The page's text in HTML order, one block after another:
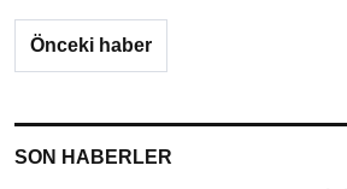
Önceki haber
SON HABERLER